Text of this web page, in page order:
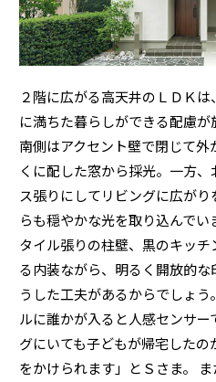
２階に広がる高天井のＬＤＫ
に満ちた暮らしができる配慮
南側はアクセント壁で閉じて
くに配した窓から採光。一方
ス張りにしてリビングに広が
らも穏やかな光を取り込んで
タイル張りの柱壁、黒のキッ
る内装ながら、明るく開放的
うした工夫があるからでしょ
ルに誰かが入ると人感センサ
グにいても子どもが帰宅した
をかけられます」とＳさま。